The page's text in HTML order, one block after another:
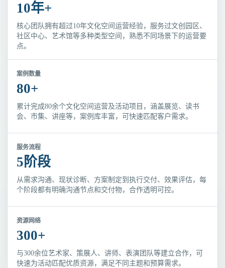
10年+
核心团队拥有超过10年文化空间运营经验，服务过文创园区、
社区中心、艺术馆等多种类型空间，熟悉不同场景下的运营要
点。
案例数量
80+
累计完成80余个文化空间运营及活动项目，涵盖展览、读书
会、市集、讲座等，案例库丰富，可快速匹配客户需求。
服务流程
5阶段
从需求沟通、现状诊断、方案制定到执行交付、效果评估，每
个阶段都有明确沟通节点和交付物，合作透明可控。
资源网络
300+
与300余位艺术家、策展人、讲师、表演团队等建立合作，可
快速为活动匹配优质资源，满足不同主题和预算需求。